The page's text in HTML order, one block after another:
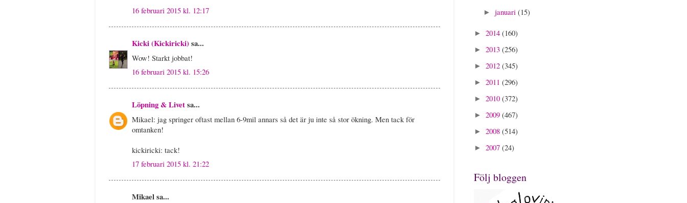
16 februari 2015 kl. 12:17
Kicki (Kickiricki)sa...
Wow! Starkt jobbat!
16 februari 2015 kl. 15:26
Löpning & Livetsa...
Mikael: jag springer oftast mellan 6-9mil annars så det är ju inte så stor ökning. Men tack för
omtanken!
kickiricki: tack!
17 februari 2015 kl. 21:22
Mikael sa...
► januari (15)
► 2014 (160)
► 2013 (256)
► 2012 (345)
► 2011 (296)
► 2010 (372)
► 2009 (467)
► 2008 (514)
► 2007 (24)
Följ bloggen